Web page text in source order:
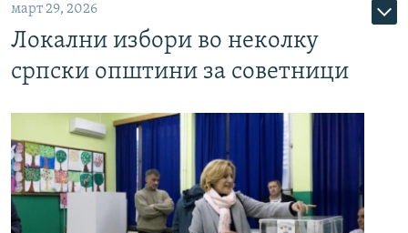
март 29, 2026
Локални избори во неколку
српски општини за советници